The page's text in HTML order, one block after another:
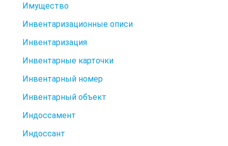
Имущество
Инвентаризационные описи
Инвентаризация
Инвентарные карточки
Инвентарный номер
Инвентарный объект
Индоссамент
Индоссант